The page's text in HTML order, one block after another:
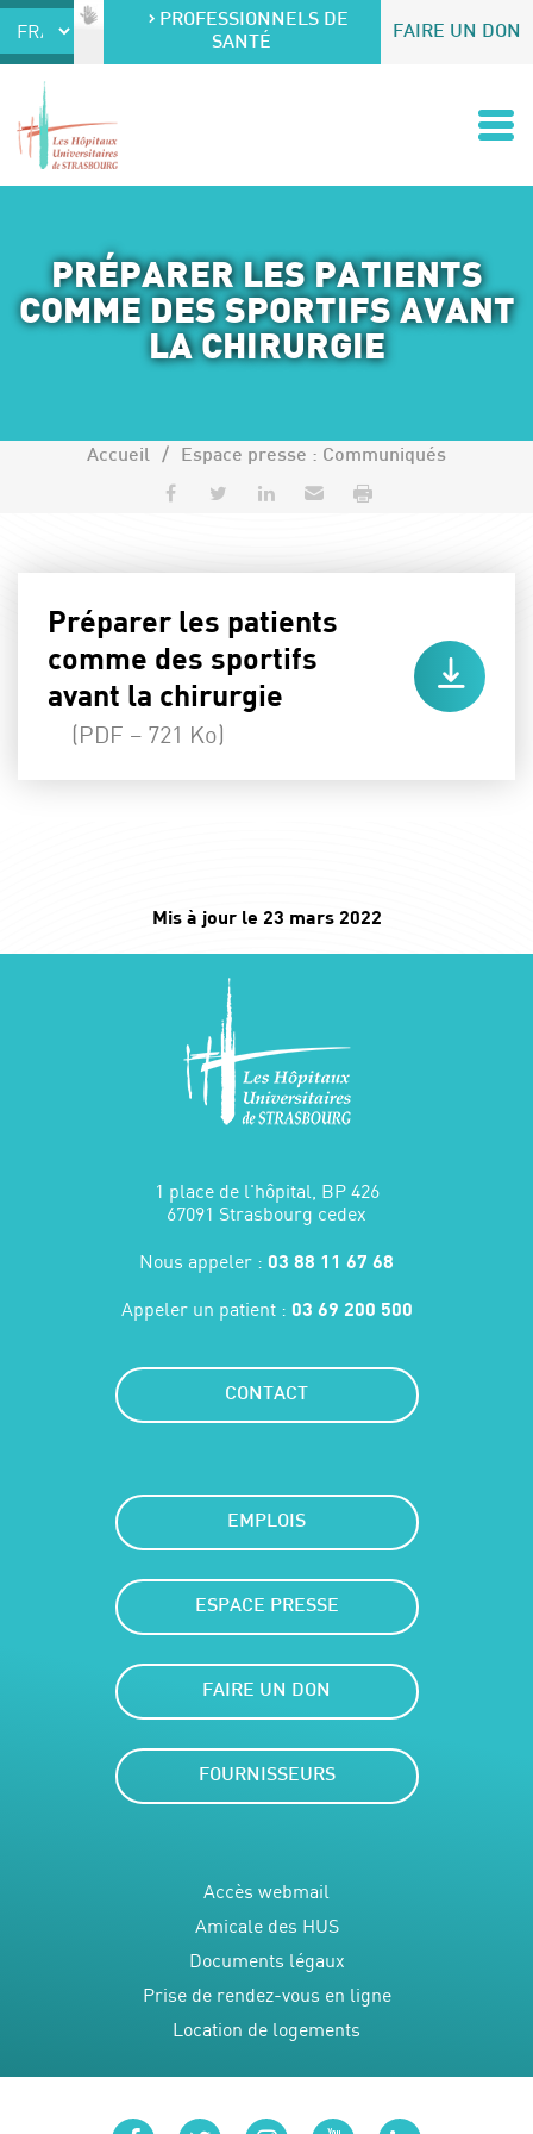
Accéder au contenu
Accéder au menuPROFESSIONNELS DE
SANTÉ
FAIRE UN DON
PRÉPARER LES PATIENTS
COMME DES SPORTIFS AVANT
LA CHIRURGIE
Accueil Espace presse : Communiqués
Partager sur Facebook
Partager sur Twitter
Partager sur LinkedIn
Envoyer par e-mail
Préparer les patients
comme des sportifs
avant la chirurgie
(PDF – 721 Ko)
Mis à jour le 23 mars 2022
1 place de l'hôpital, BP 426
67091 Strasbourg cedex
Nous appeler : 03 88 11 67 68
Appeler un patient : 03 69 200 500
CONTACT
EMPLOIS
ESPACE PRESSE
FAIRE UN DON
FOURNISSEURS
Accès webmail
Amicale des HUS
Documents légaux
Prise de rendez-vous en ligne
Location de logements